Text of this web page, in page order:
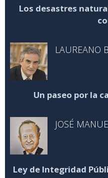
Los desastres
LAUREANO
Un paseo por la
JOSÉ
Ley de Integridad